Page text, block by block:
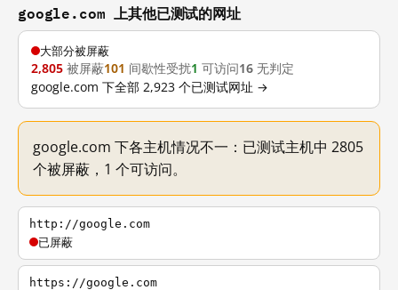
google.com 上其他已测试的网址
大部分被屏蔽
2,805 被屏蔽101 间歇性受扰1 可访问16 无判定
google.com 下全部 2,923 个已测试网址 →
google.com 下各主机情况不一：已测试主机中 2805
个被屏蔽，1 个可访问。
http://google.com
已屏蔽
https://google.com